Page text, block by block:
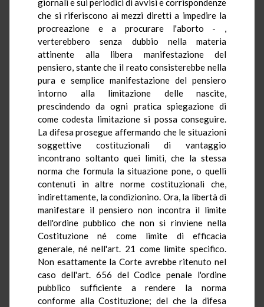
giornali e sui periodici di avvisi e corrispondenze
che si riferiscono ai mezzi diretti a impedire la
procreazione e a procurare l'aborto - ,
verterebbero senza dubbio nella materia
attinente alla libera manifestazione del
pensiero, stante che il reato consisterebbe nella
pura e semplice manifestazione del pensiero
intorno alla limitazione delle nascite,
prescindendo da ogni pratica spiegazione di
come codesta limitazione si possa conseguire.
La difesa prosegue affermando che le situazioni
soggettive costituzionali di vantaggio
incontrano soltanto quei limiti, che la stessa
norma che formula la situazione pone, o quelli
contenuti in altre norme costituzionali che,
indirettamente, la condizionino. Ora, la libertà di
manifestare il pensiero non incontra il limite
dell'ordine pubblico che non si rinviene nella
Costituzione né come limite di efficacia
generale, né nell'art. 21 come limite specifico.
Non esattamente la Corte avrebbe ritenuto nel
caso dell'art. 656 del Codice penale l'ordine
pubblico sufficiente a rendere la norma
conforme alla Costituzione; del che la difesa